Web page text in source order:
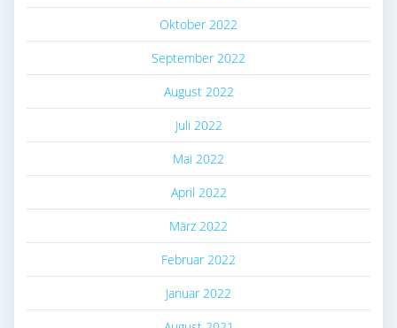
Oktober 2022
September 2022
August 2022
Juli 2022
Mai 2022
April 2022
März 2022
Februar 2022
Januar 2022